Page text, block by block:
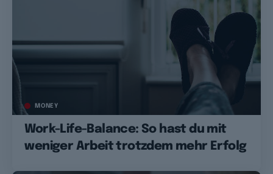
MONEY
Work-Life-Balance: So hast du mit
weniger Arbeit trotzdem mehr Erfolg